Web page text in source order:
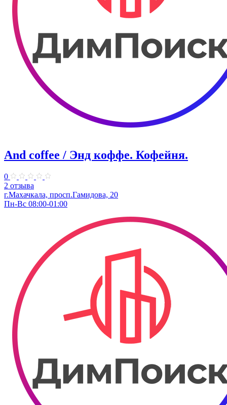
And coffee / Энд коффе. Кофейня.
0
2 отзыва
г.Махачкала, просп.​Гамидова, 20
Пн-Вс 08:00-01:00